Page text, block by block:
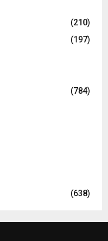
(210)
(197)
(784)
(638)